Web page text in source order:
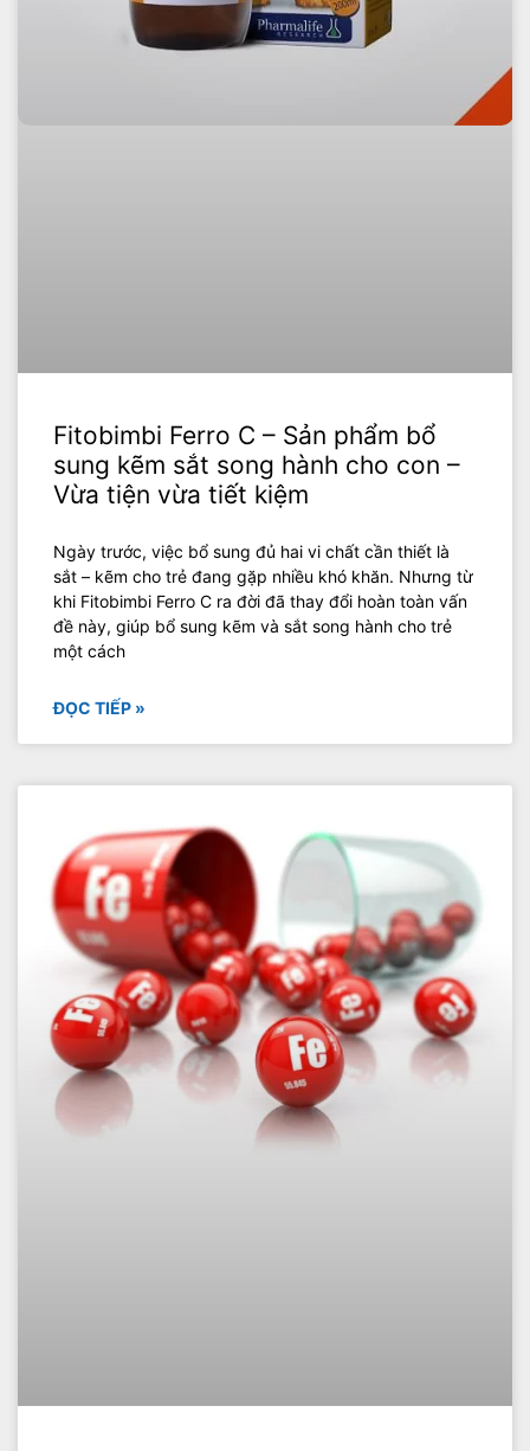
Fitobimbi Ferro C – Sản phẩm bổ
sung kẽm sắt song hành cho con –
Vừa tiện vừa tiết kiệm
Ngày trước, việc bổ sung đủ hai vi chất cần thiết là
sắt – kẽm cho trẻ đang gặp nhiều khó khăn. Nhưng từ
khi Fitobimbi Ferro C ra đời đã thay đổi hoàn toàn vấn
đề này, giúp bổ sung kẽm và sắt song hành cho trẻ
một cách
ĐỌC TIẾP »